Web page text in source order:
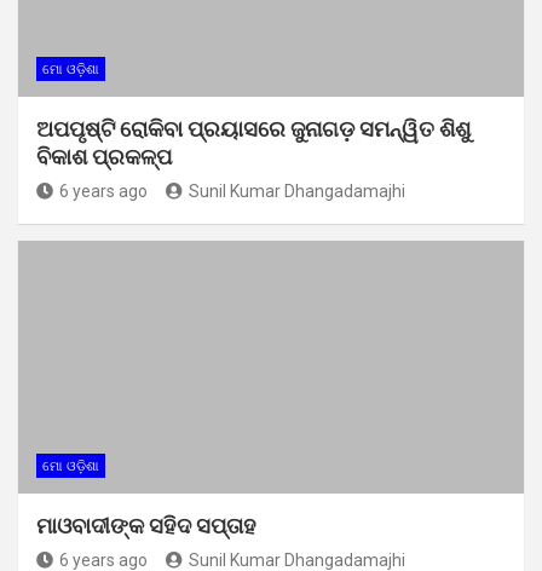
ମୋ ଓଡ଼ିଶା
ଅପପୃଷ୍ଟି ରୋକିବା ପ୍ରୟାସରେ ଜୁନାଗଡ଼ ସମନ୍ୱିତ ଶିଶୁ
ବିକାଶ ପ୍ରକଳ୍ପ
6 years ago Sunil Kumar Dhangadamajhi
ମୋ ଓଡ଼ିଶା
ମାଓବାଦୀଙ୍କ ସହିଦ ସପ୍ତାହ
6 years ago Sunil Kumar Dhangadamajhi